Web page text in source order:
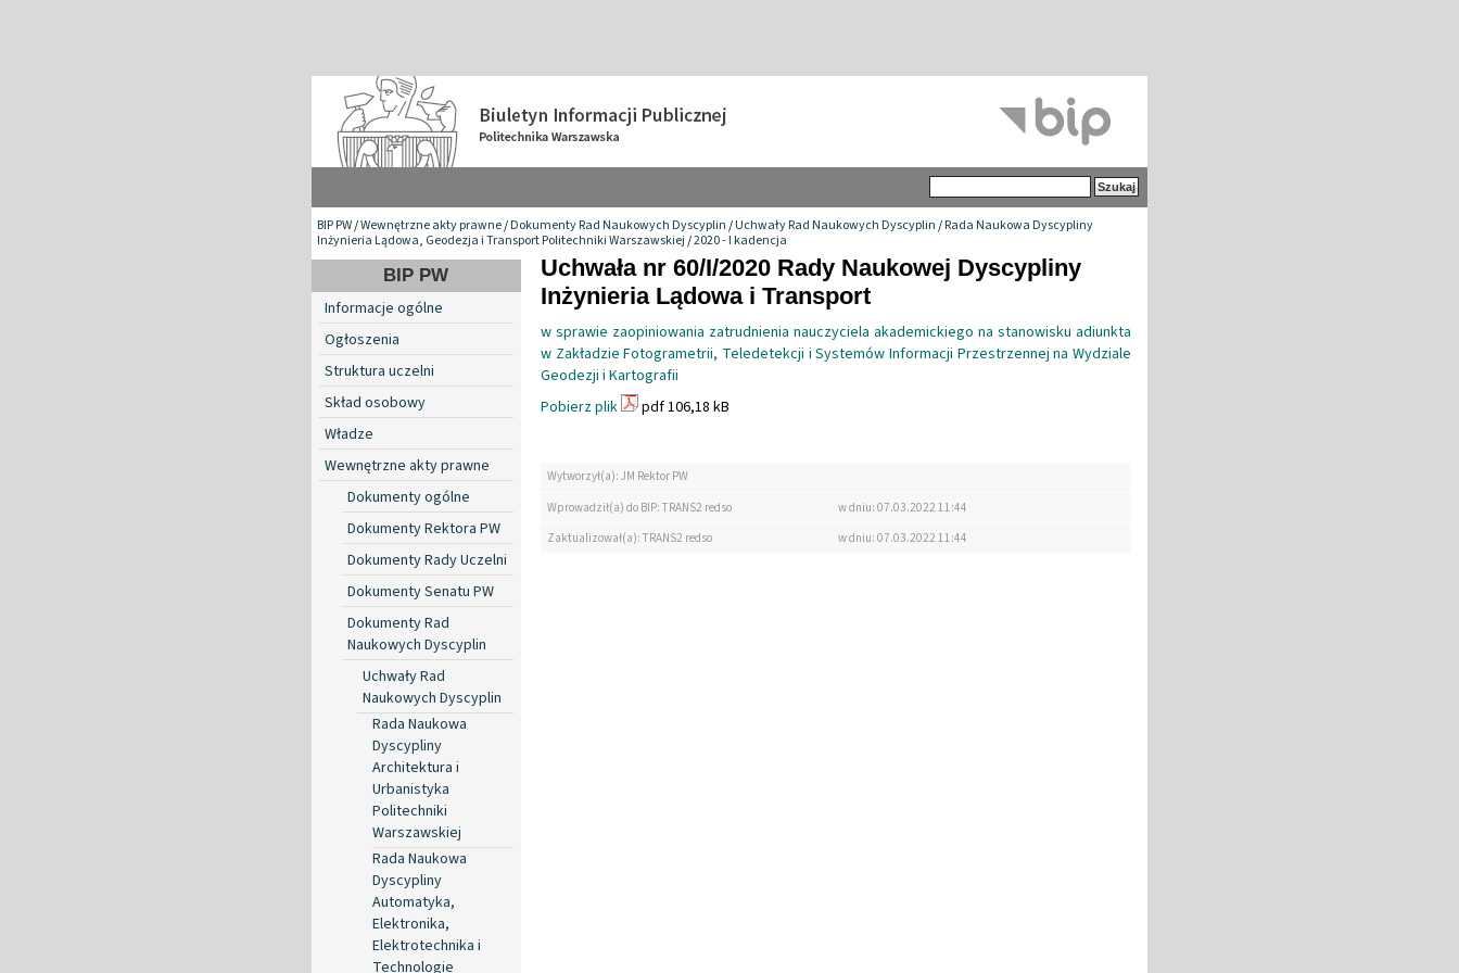
BIP PW/Wewnętrzne akty prawne/Dokumenty Rad Naukowych Dyscyplin/Uchwały Rad Naukowych Dyscyplin/Rada Naukowa Dyscypliny
Inżynieria Lądowa, Geodezja i Transport Politechniki Warszawskiej/2020 - I kadencja
BIP PW
Informacje ogólne
Ogłoszenia
Struktura uczelni
Skład osobowy
Władze
Wewnętrzne akty prawne
Dokumenty ogólne
Dokumenty Rektora PW
Dokumenty Rady Uczelni
Dokumenty Senatu PW
Dokumenty Rad
Naukowych Dyscyplin
Uchwały Rad
Naukowych Dyscyplin
Rada Naukowa
Dyscypliny
Architektura i
Urbanistyka
Politechniki
Warszawskiej
Rada Naukowa
Dyscypliny
Automatyka,
Elektronika,
Elektrotechnika i
Technologie
Uchwała nr 60/I/2020 Rady Naukowej Dyscypliny
Inżynieria Lądowa i Transport
w sprawie zaopiniowania zatrudnienia nauczyciela akademickiego na stanowisku adiunkta
w Zakładzie Fotogrametrii, Teledetekcji i Systemów Informacji Przestrzennej na Wydziale
Geodezji i Kartografii
Pobierz plik
pdf 106,18 kB
Wytworzył(a): JM Rektor PW
Wprowadził(a) do BIP: TRANS2 redso
w dniu: 07.03.2022 11:44
Zaktualizował(a): TRANS2 redso
w dniu: 07.03.2022 11:44